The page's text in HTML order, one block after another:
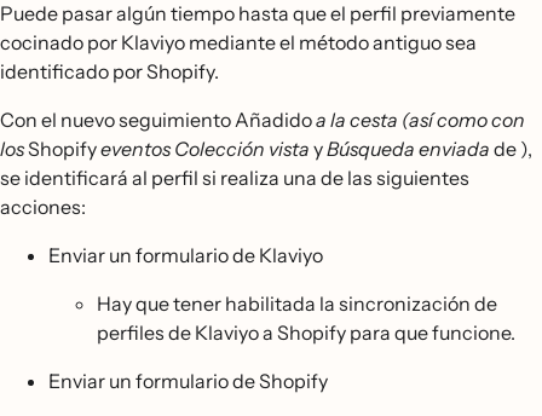
Puede pasar algún tiempo hasta que el perfil previamente
cocinado por Klaviyo mediante el método antiguo sea
identificado por Shopify.
Con el nuevo seguimiento Añadidoa la cesta (así como con
losShopifyeventos Colección vista yBúsqueda enviada de ),
se identificará al perfil si realiza una de las siguientes
acciones:
Enviar un formulario de Klaviyo
Hay que tener habilitada la sincronización de
perfiles de Klaviyo a Shopify para que funcione.
Enviar un formulario de Shopify